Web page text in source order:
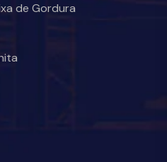
de Gordura